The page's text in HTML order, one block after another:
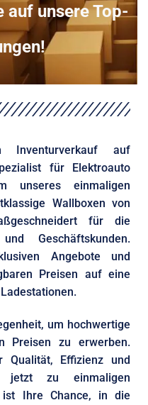
auf unsere Top-
Inventurverkauf auf
für Elektroauto
unseres einmaligen
Wallboxen von
für die
Geschäftskunden.
Angebote und
Preisen auf eine
um hochwertige
Preisen zu erwerben.
Qualität, Effizienz und
jetzt zu einmaligen
ist Ihre Chance, in die